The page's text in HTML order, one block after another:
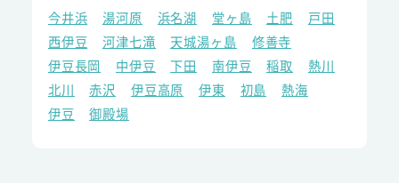
今井浜
湯河原 浜名湖 堂ヶ島 土肥
戸田
西伊豆
河津七滝 天城湯ヶ島
修善寺
伊豆長岡
中伊豆 下田 南伊豆 稲取
熱川
北川
赤沢 伊豆高原 伊東 初島
熱海
伊豆
御殿場